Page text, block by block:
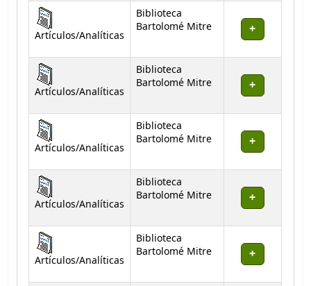
Artículos/Analíticas
Biblioteca
Bartolomé Mitre
Artículos/Analíticas
Biblioteca
Bartolomé Mitre
Artículos/Analíticas
Biblioteca
Bartolomé Mitre
Artículos/Analíticas
Biblioteca
Bartolomé Mitre
Artículos/Analíticas
Biblioteca
Bartolomé Mitre